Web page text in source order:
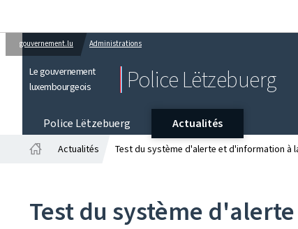
gouvernement.lu Administrations
Le gouvernement
luxembourgeois
Police Lëtzebuerg
Police Lëtzebuerg
Actualités
Actualités Test du système d'alerte et d'information à
Test du système